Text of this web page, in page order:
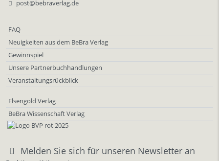
post@bebraverlag.de
FAQ
Neuigkeiten aus dem BeBra Verlag
Gewinnspiel
Unsere Partnerbuchhandlungen
Veranstaltungsrückblick
Elsengold Verlag
BeBra Wissenschaft Verlag
Melden Sie sich für unseren Newsletter an